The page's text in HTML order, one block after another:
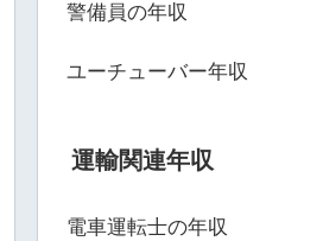
警備員の年収
ユーチューバー年収
運輸関連年収
電車運転士の年収